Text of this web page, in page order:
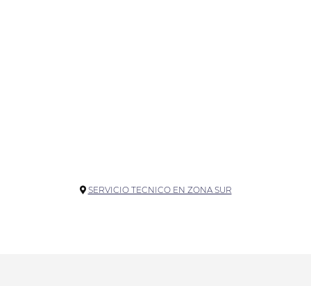
SERVICIO TECNICO EN ZONA SUR